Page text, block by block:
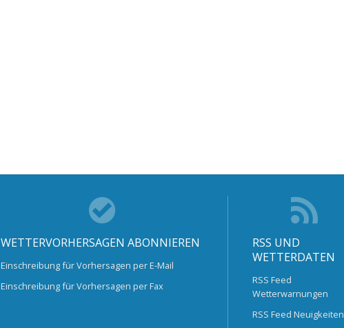
WETTERVORHERSAGEN ABONNIEREN
Einschreibung für Vorhersagen per E-Mail
Einschreibung für Vorhersagen per Fax
RSS UND
WETTERDATEN
RSS Feed
Wetterwarnungen
RSS Feed Neuigkeiten